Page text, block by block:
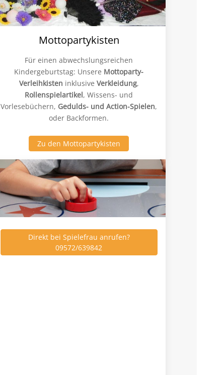
Mottopartykisten
Für einen abwechslungsreichen
Kindergeburtstag: Unsere Mottoparty-
Verleihkisten inklusive Verkleidung,
Rollenspielartikel, Wissens- und
Vorlesebüchern, Gedulds- und Action-Spielen,
oder Backformen.
Zu den Mottopartykisten
Direkt bei Spielefrau anrufen?
09572/639842